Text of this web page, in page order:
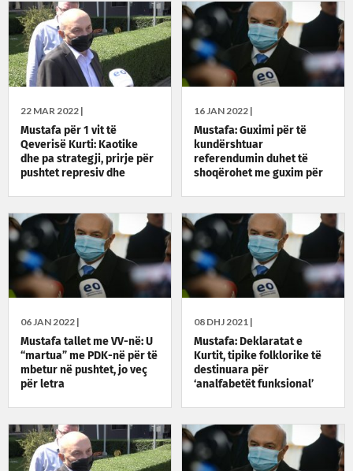
22 MAR 2022 |
Mustafa për 1 vit të
Qeverisë Kurti: Kaotike
dhe pa strategji, prirje për
pushtet represiv dhe
16 JAN 2022 |
Mustafa: Guximi për të
kundërshtuar
referendumin duhet të
shoqërohet me guxim për
06 JAN 2022 |
Mustafa tallet me VV-në: U
“martua” me PDK-në për të
mbetur në pushtet, jo veç
për letra
08 DHJ 2021 |
Mustafa: Deklaratat e
Kurtit, tipike folklorike të
destinuara për
‘analfabetët funksional’